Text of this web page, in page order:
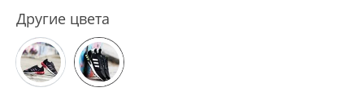
Другие цвета